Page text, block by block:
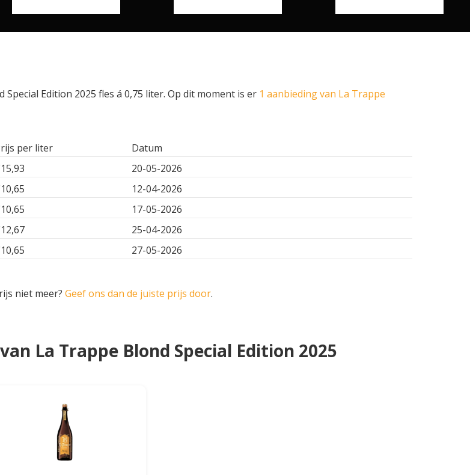
Edition 2025 fles á 0,75 liter. Op dit moment is er 1 aanbieding van La Trappe
per liter
Datum
20-05-2026
12-04-2026
17-05-2026
25-04-2026
27-05-2026
niet meer? Geef ons dan de juiste prijs door.
La Trappe Blond Special Edition 2025